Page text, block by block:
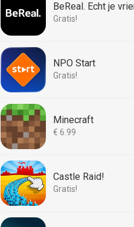
BeReal. Echt je
Gratis!
NPO Start
Gratis!
Minecraft
€ 6.99
Castle Raid!
Gratis!